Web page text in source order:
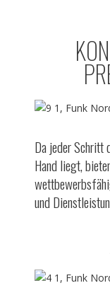
Da jeder Schritt
Hand liegt,
und